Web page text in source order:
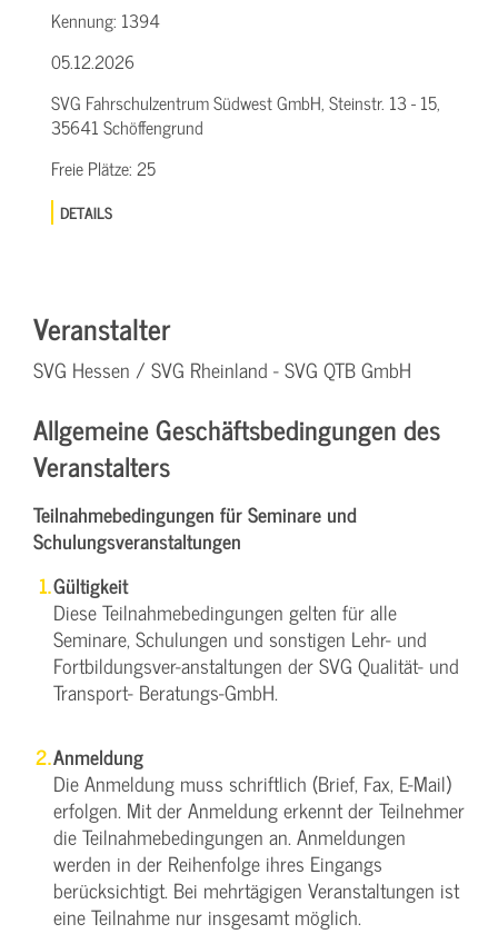
Kennung: 1394
05.12.2026
SVG Fahrschulzentrum Südwest GmbH, Steinstr. 13 - 15,
35641 Schöffengrund
Freie Plätze:25
DETAILS
Veranstalter
SVG Hessen / SVG Rheinland - SVG QTB GmbH
Allgemeine Geschäftsbedingungen des
Veranstalters
Teilnahmebedingungen für Seminare und
Schulungsveranstaltungen
Gültigkeit
Diese Teilnahmebedingungen gelten für alle
Seminare, Schulungen und sonstigen Lehr- und
Fortbildungsver-anstaltungen der SVG Qualität- und
Transport- Beratungs-GmbH.
Anmeldung
Die Anmeldung muss schriftlich (Brief, Fax, E-Mail)
erfolgen. Mit der Anmeldung erkennt der Teilnehmer
die Teilnahmebedingungen an. Anmeldungen
werden in der Reihenfolge ihres Eingangs
berücksichtigt. Bei mehrtägigen Veranstaltungen ist
eine Teilnahme nur insgesamt möglich.